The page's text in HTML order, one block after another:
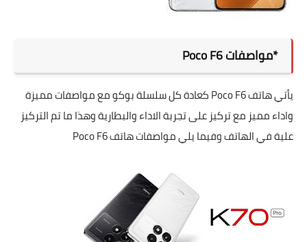
*مواصفات Poco F6
يأتي هاتف Poco F6 كعادة كل سلسلة بوكو مع مواصفات مميزة
واداء مميز مع تركيز على تجربة الاداء والبطارية وهذا ما تم التركيز
علية في الهاتف وفيما يلي مواصفات هاتف Poco F6